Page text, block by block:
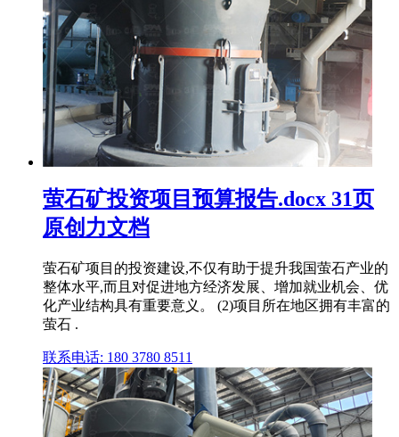
萤石矿投资项目预算报告.docx 31页
原创力文档
萤石矿项目的投资建设,不仅有助于提升我国萤石产业的
整体水平,而且对促进地方经济发展、增加就业机会、优
化产业结构具有重要意义。 (2)项目所在地区拥有丰富的
萤石 .
联系电话: 180 3780 8511